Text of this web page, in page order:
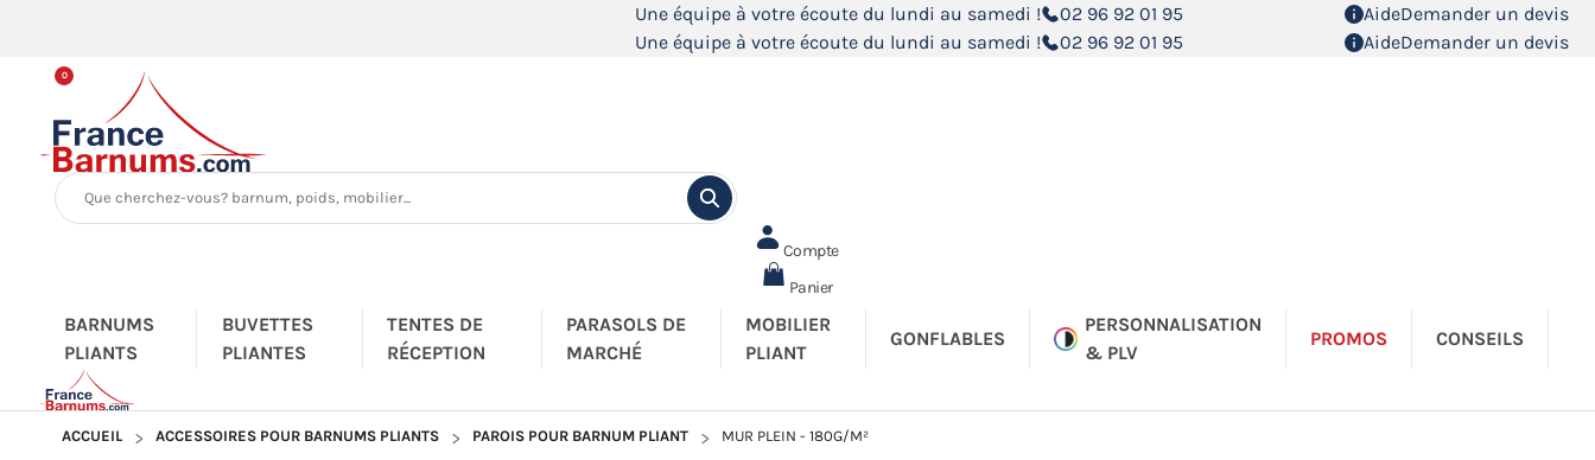
Une équipe à votre écoute du lundi au samedi ! 02 96 92 01 95 AideDemander un devis
Une équipe à votre écoute du lundi au samedi !
02 96 92 01 95 AideDemander un devis
Compte
0
Panier
BARNUMS
PLIANTS
BUVETTES
PLIANTES
TENTES DE
RÉCEPTION
PARASOLS DE
MARCHÉ
MOBILIER
PLIANT
GONFLABLES
PERSONNALISATION
& PLV
PROMOS CONSEILS
ACCUEIL ACCESSOIRES POUR BARNUMS PLIANTS PAROIS POUR BARNUM PLIANT MUR PLEIN - 180G/M²